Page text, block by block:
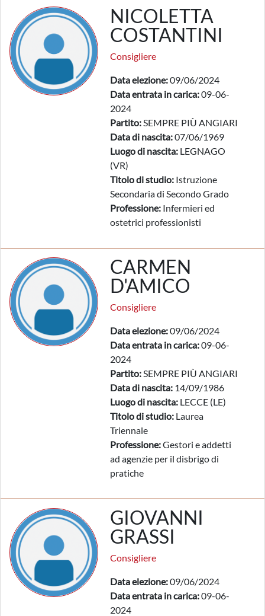
NICOLETTA
COSTANTINI
Consigliere
Data elezione:09/06/2024
Data entrata in carica:09-06-
2024
Partito:SEMPRE PIÙ ANGIARI
Data di nascita:07/06/1969
Luogo di nascita: LEGNAGO
(VR)
Titolo di studio: Istruzione
Secondaria di Secondo Grado
Professione: Infermieri ed
ostetrici professionisti
CARMEN
D'AMICO
Consigliere
Data elezione:09/06/2024
Data entrata in carica:09-06-
2024
Partito:SEMPRE PIÙ ANGIARI
Data di nascita: 14/09/1986
Luogo di nascita: LECCE (LE)
Titolo di studio: Laurea
Triennale
Professione:Gestori e addetti
ad agenzie per il disbrigo di
pratiche
GIOVANNI
GRASSI
Consigliere
Data elezione:09/06/2024
Data entrata in carica:09-06-
2024